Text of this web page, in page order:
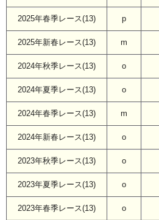
2025年春季レース(13) p
2025年新春レース(13) m
2024年秋季レース(13) o
2024年夏季レース(13) o
2024年春季レース(13) m
2024年新春レース(13) o
2023年秋季レース(13) o
2023年夏季レース(13) o
2023年春季レース(13) o